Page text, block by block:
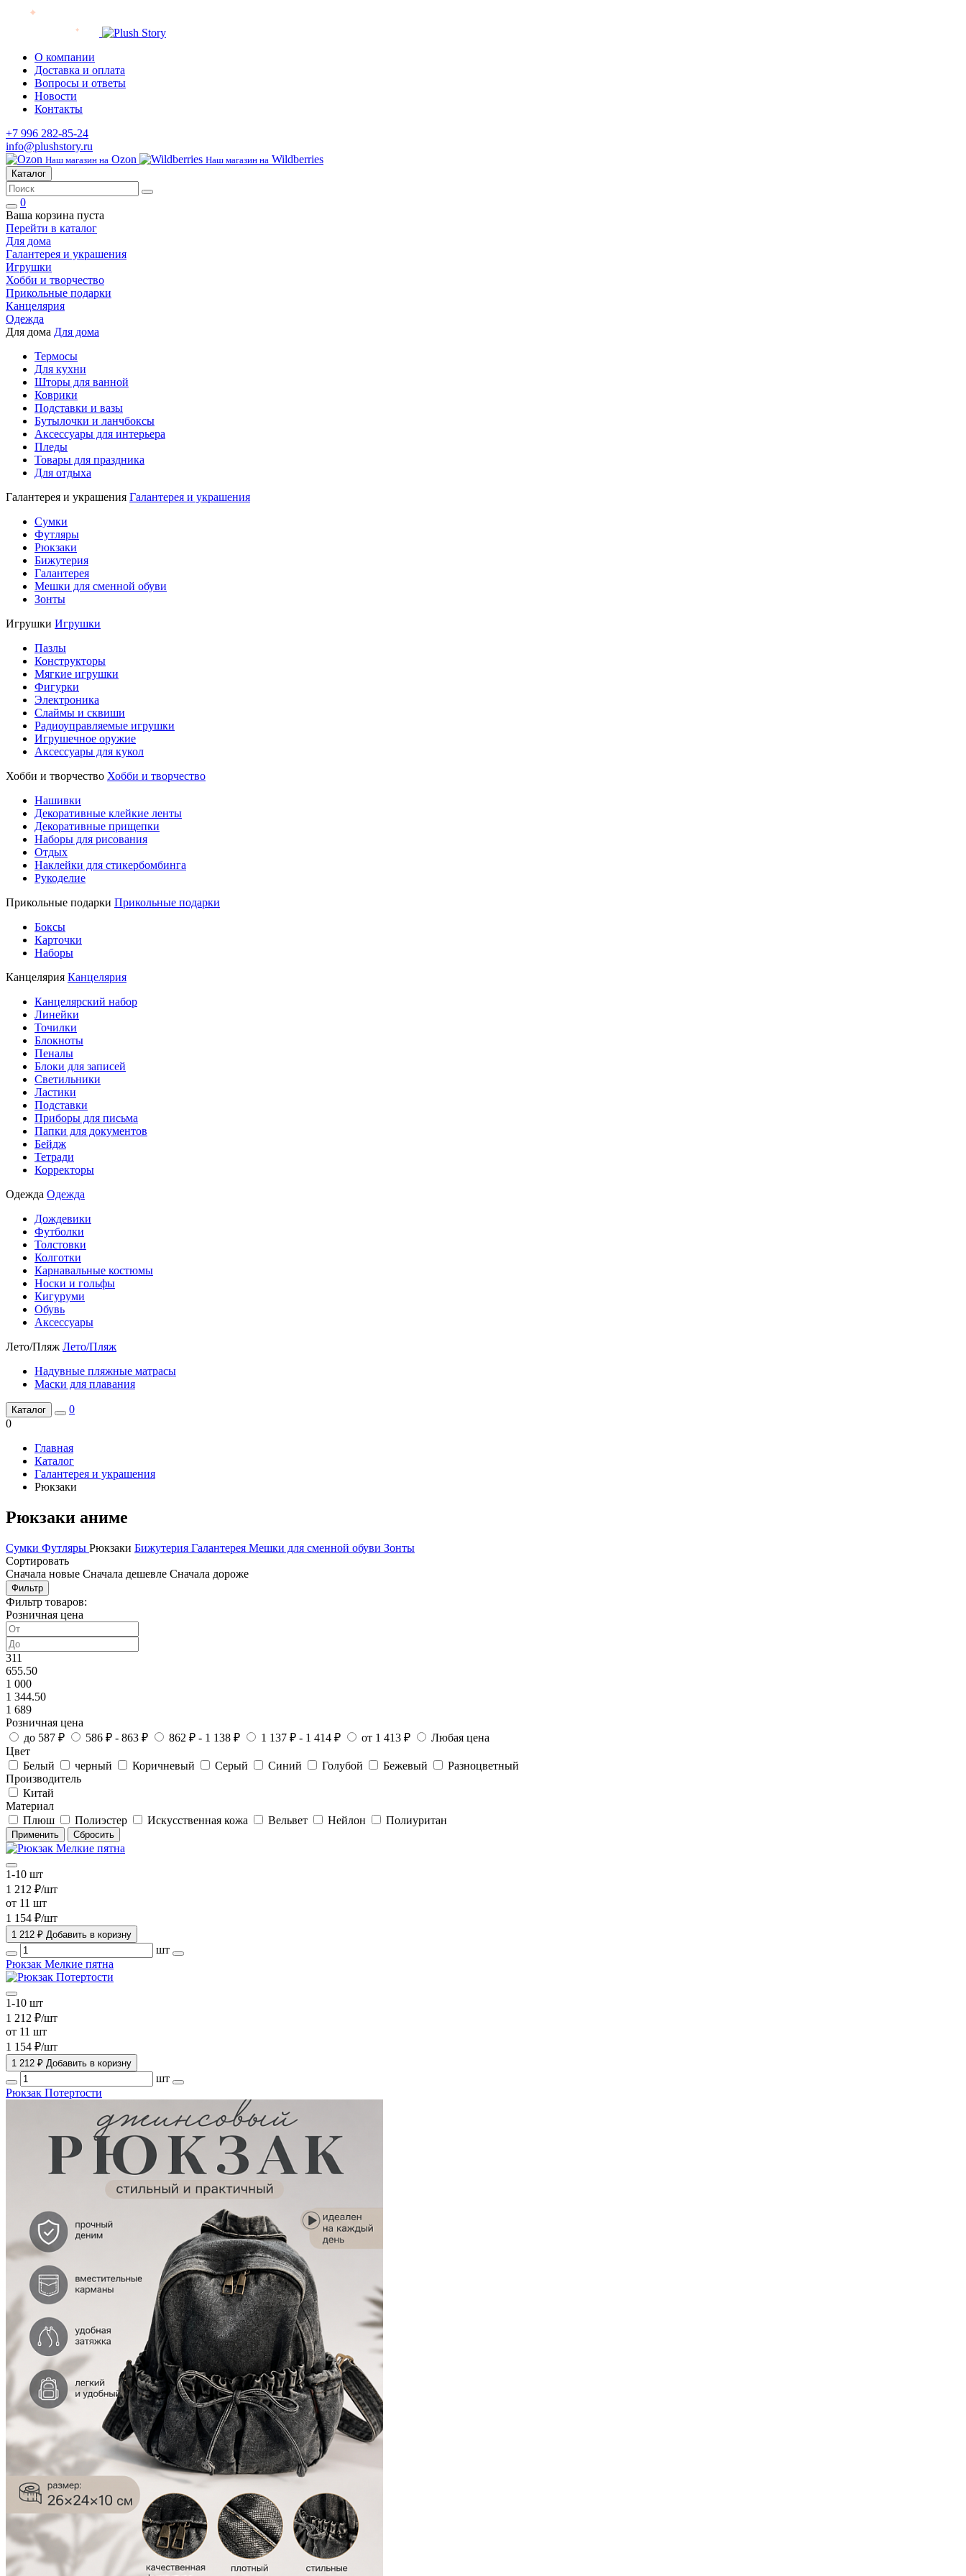
О компании
Доставка и оплата
Вопросы и ответы
Новости
Контакты
+7 996 282-85-24
info@plushstory.ru
Наш магазин на Ozon Наш магазин на Wildberries
Каталог
0
Ваша корзина пуста
Перейти в каталог
Для дома
Галантерея и украшения
Игрушки
Хобби и творчество
Прикольные подарки
Канцелярия
Одежда
Для дома Для дома
Термосы
Для кухни
Шторы для ванной
Коврики
Подставки и вазы
Бутылочки и ланчбоксы
Аксессуары для интерьера
Пледы
Товары для праздника
Для отдыха
Галантерея и украшения Галантерея и украшения
Сумки
Футляры
Рюкзаки
Бижутерия
Галантерея
Мешки для сменной обуви
Зонты
Игрушки Игрушки
Пазлы
Конструкторы
Мягкие игрушки
Фигурки
Электроника
Слаймы и сквиши
Радиоуправляемые игрушки
Игрушечное оружие
Аксессуары для кукол
Хобби и творчество Хобби и творчество
Нашивки
Декоративные клейкие ленты
Декоративные прищепки
Наборы для рисования
Отдых
Наклейки для стикербомбинга
Рукоделие
Прикольные подарки Прикольные подарки
Боксы
Карточки
Наборы
Канцелярия Канцелярия
Канцелярский набор
Линейки
Точилки
Блокноты
Пеналы
Блоки для записей
Светильники
Ластики
Подставки
Приборы для письма
Папки для документов
Бейдж
Тетради
Корректоры
Одежда Одежда
Дождевики
Футболки
Толстовки
Колготки
Карнавальные костюмы
Носки и гольфы
Кигуруми
Обувь
Аксессуары
Лето/Пляж Лето/Пляж
Надувные пляжные матрасы
Маски для плавания
Каталог
0
0
Главная
Каталог
Галантерея и украшения
Рюкзаки
Рюкзаки аниме
Сумки Футляры Рюкзаки Бижутерия Галантерея Мешки для сменной обуви Зонты
Сортировать
Сначала новые Сначала дешевле Сначала дороже
Фильтр
Фильтр товаров:
Розничная цена
311
655.50
1 000
1 344.50
1 689
Розничная цена
до 587 ₽
586 ₽ - 863 ₽ 862 ₽ - 1 138 ₽ 1 137 ₽ - 1 414 ₽ от 1 413 ₽
Любая цена
Цвет
Белый
черный Коричневый Серый Синий Голубой Бежевый
Разноцветный
Производитель
Китай
Материал
Плюш
Полиэстер Искусственная кожа Вельвет Нейлон Полиуритан
1-10 шт
1 212 ₽/шт
от 11 шт
1 154 ₽/шт
1 212 ₽ Добавить в коризну
шт
Рюкзак Мелкие пятна
1-10 шт
1 212 ₽/шт
от 11 шт
1 154 ₽/шт
1 212 ₽ Добавить в коризну
шт
Рюкзак Потертости